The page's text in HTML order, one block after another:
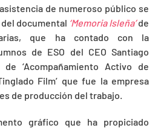
de numeroso público se
documental ‘Memoria Isleña’de
que ha contado con la
de ESO del CEO Santiago
‘Acompañamiento Activo de
Film’ que fue la empresa
de producción del trabajo.
gráfico que ha propiciado